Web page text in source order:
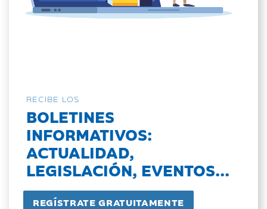
RECIBE LOS
BOLETINES
INFORMATIVOS:
ACTUALIDAD,
LEGISLACIÓN, EVENTOS...